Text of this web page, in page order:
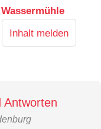
Inhalt melden
Antworten